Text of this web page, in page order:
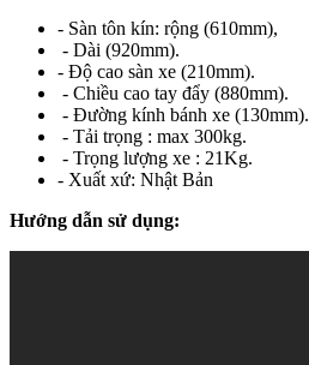
- Sàn tôn kín: rộng (610mm),
- Dài (920mm).
- Độ cao sàn xe (210mm).
- Chiều cao tay đẩy (880mm).
- Đường kính bánh xe (130mm).
- Tải trọng : max 300kg.
- Trọng lượng xe : 21Kg.
- Xuất xứ: Nhật Bản
Hướng dẫn sử dụng: